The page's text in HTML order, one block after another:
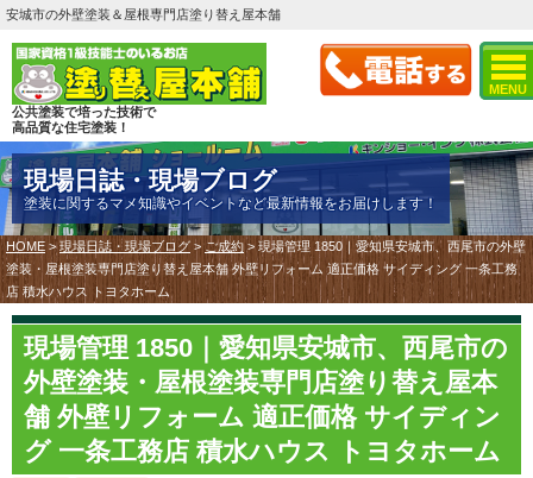
MENU
安城市の外壁塗装＆屋根専門店塗り替え屋本舗
公共塗装で培った技術で
高品質な住宅塗装！
現場日誌・現場ブログ
塗装に関するマメ知識やイベントなど最新情報をお届けします！
HOME >現場日誌・現場ブログ > ご成約 > 現場管理 1850｜愛知県安城市、西尾市の外壁
塗装・屋根塗装専門店塗り替え屋本舗 外壁リフォーム 適正価格 サイディング 一条工務
店 積水ハウス トヨタホーム
現場管理 1850｜愛知県安城市、西尾市の
外壁塗装・屋根塗装専門店塗り替え屋本
舗 外壁リフォーム 適正価格 サイディン
グ 一条工務店 積水ハウス トヨタホーム